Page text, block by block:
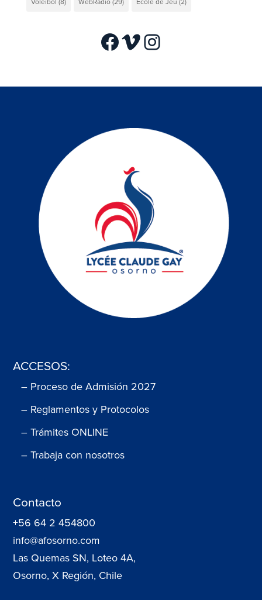
Facebook
VimeoInstagram
ACCESOS:
– Proceso de Admisión 2027
– Reglamentos y Protocolos
– Trámites ONLINE
– Trabaja con nosotros
Contacto
+56 64 2 454800
info@afosorno.com
Las Quemas SN, Loteo 4A,
Osorno, X Región, Chile